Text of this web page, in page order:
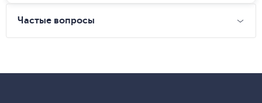
Частые вопросы